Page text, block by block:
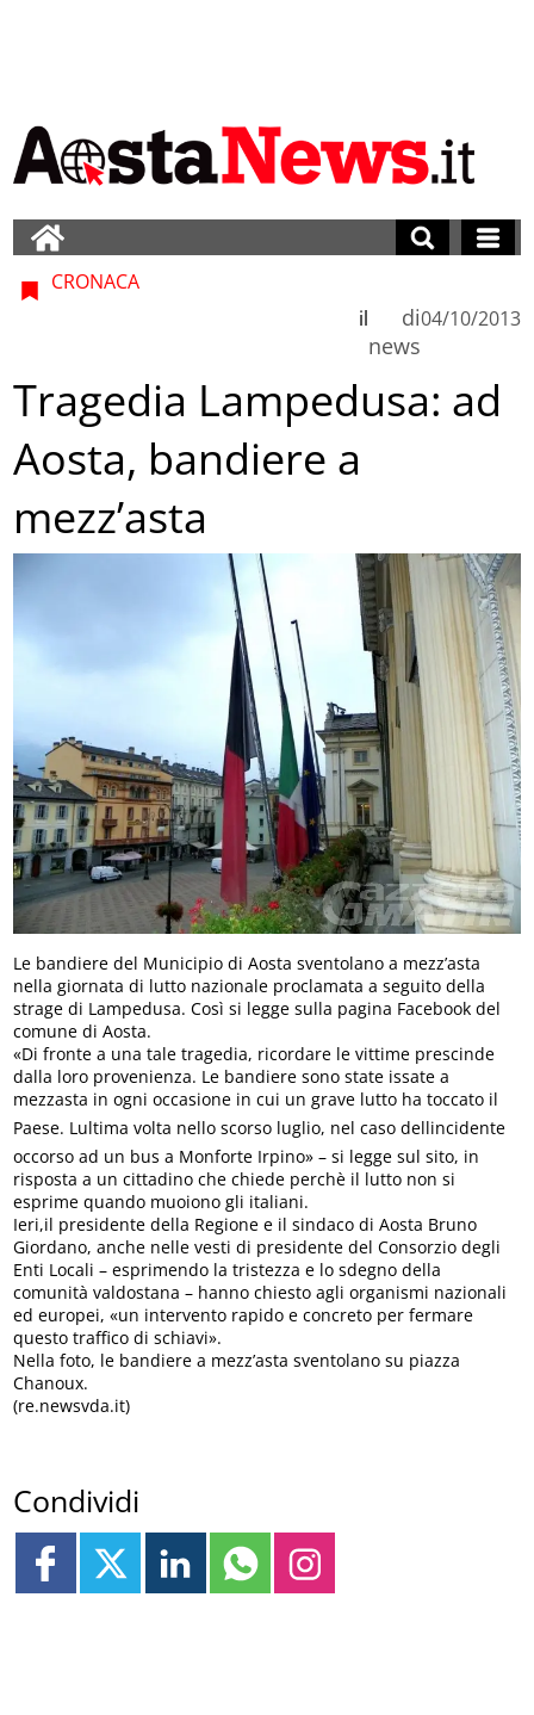
CRONACA
di
news
il 04/10/2013
Tragedia Lampedusa: ad
Aosta, bandiere a
mezz’asta
Le bandiere del Municipio di Aosta sventolano a mezz’asta
nella giornata di lutto nazionale proclamata a seguito della
strage di Lampedusa. Così si legge sulla pagina Facebook del
comune di Aosta.
«Di fronte a una tale tragedia, ricordare le vittime prescinde
dalla loro provenienza. Le bandiere sono state issate a
mezzasta in ogni occasione in cui un grave lutto ha toccato il
Paese. Lultima volta nello scorso luglio, nel caso dellincidente
occorso ad un bus a Monforte Irpino» – si legge sul sito, in
risposta a un cittadino che chiede perchè il lutto non si
esprime quando muoiono gli italiani.
Ieri,il presidente della Regione e il sindaco di Aosta Bruno
Giordano, anche nelle vesti di presidente del Consorzio degli
Enti Locali – esprimendo la tristezza e lo sdegno della
comunità valdostana – hanno chiesto agli organismi nazionali
ed europei, «un intervento rapido e concreto per fermare
questo traffico di schiavi».
Nella foto, le bandiere a mezz’asta sventolano su piazza
Chanoux.
(re.newsvda.it)
Condividi